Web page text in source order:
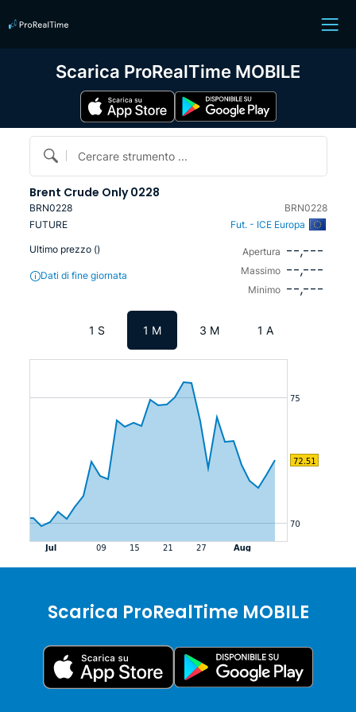
Cercare strumento ...
Brent Crude Only 0228
BRN0228
BRN0228
FUTURE
Fut. - ICE Europa
Ultimo prezzo ()
Dati di fine giornata
Apertura --,---
Massimo --,---
Minimo --,---
1 S 1 M 3 M 1 A
Scarica ProRealTime MOBILE
Scarica ProRealTime MOBILE